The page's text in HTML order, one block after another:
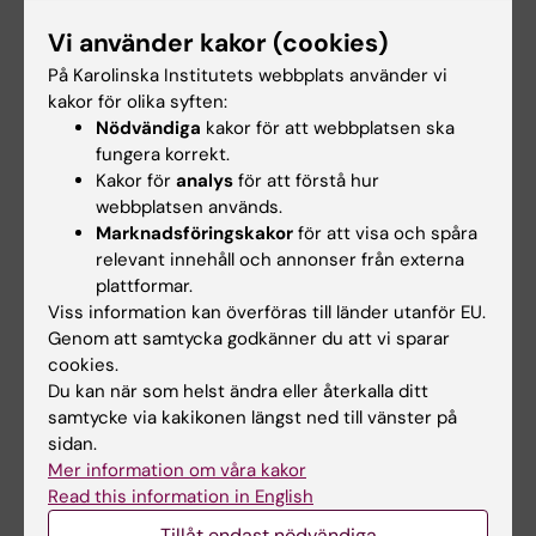
innan seminariet) eller godkänd
kompletteringsuppgift vid frånvaro från
seminarier (G/U).
Två skriftliga inlämningsuppgifter
(VG/G/U).
En muntlig presentation (kan ej ersättas
med skriftlig uppgift) (G/U).
På de muntliga delarna av kursen (dvs. aktivt
deltagande vid seminarierna och enskild
muntlig presentation) ges endast betyget
Underkänt (U) eller Godkänt (G). På de två
skriftliga inlämningsuppgiften vid kursens slut
ges betygen underkänt (U), godkänt (G) eller
Väl godkänt (VG). För betyget G på hela
kursen krävs betyget G på samtliga tre
Vi använder kakor (cookies)
På Karolinska Institutets webbplats använder vi
kakor för olika syften:
Nödvändiga kakor för att webbplatsen ska
fungera korrekt.
Kakor för analys för att förstå hur
webbplatsen används.
Marknadsföringskakor för att visa och spåra
relevant innehåll och annonser från externa
plattformar.
Viss information kan överföras till länder utanför EU.
Genom att samtycka godkänner du att vi sparar
cookies.
Du kan när som helst ändra eller återkalla ditt
samtycke via kakikonen längst ned till vänster på
sidan.
Mer information om våra kakor
Read this information in English